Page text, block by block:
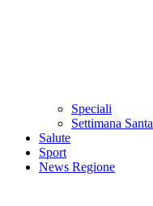
Speciali
Settimana Santa
Salute
Sport
News Regione